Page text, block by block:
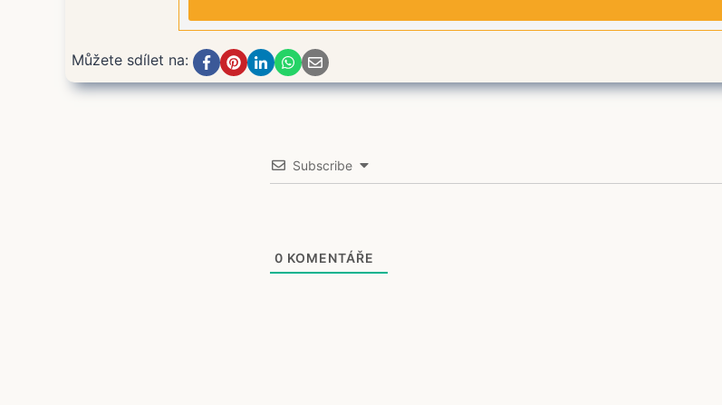
Můžete sdílet na:
Subscribe
0 KOMENTÁŘE